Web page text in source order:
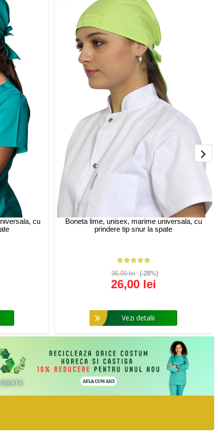
cu
Boneta lime, unisex, marime universala, cu
prindere tip snur la spate
36,00 lei (-28%)
26,00 lei
Vezi detalii